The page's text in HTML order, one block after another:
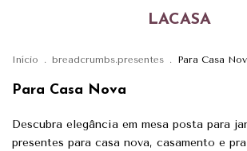
LACASA
Início . breadcrumbs.presentes . Para Casa
Para Casa Nova
Descubra elegância em mesa posta para
presentes para casa nova, casamento e